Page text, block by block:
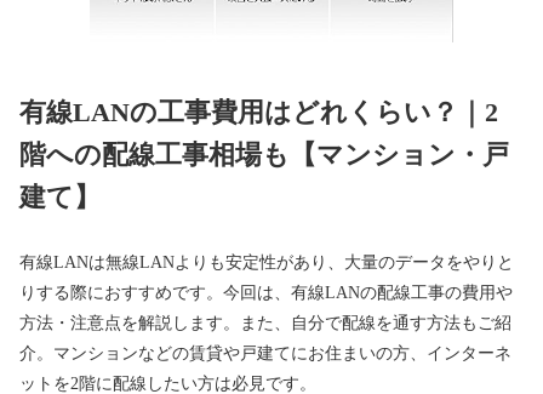
有線LANの工事費用はどれくらい？｜2
階への配線工事相場も【マンション・戸
建て】
有線LANは無線LANよりも安定性があり、大量のデータをやりと
りする際におすすめです。今回は、有線LANの配線工事の費用や
方法・注意点を解説します。また、自分で配線を通す方法もご紹
介。マンションなどの賃貸や戸建てにお住まいの方、インターネ
ットを2階に配線したい方は必見です。